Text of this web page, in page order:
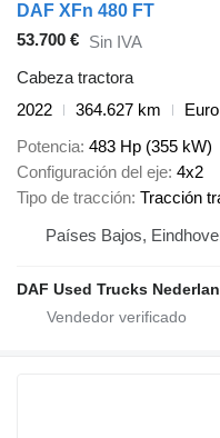
DAF XFn 480 FT
53.700 € Sin IVA
Cabeza tractora
2022
364.627 km
Potencia 483 Hp (355 kW)
Configuración del eje 4x2
Tipo de tracción Tracción
Países Bajos,
DAF Used Trucks